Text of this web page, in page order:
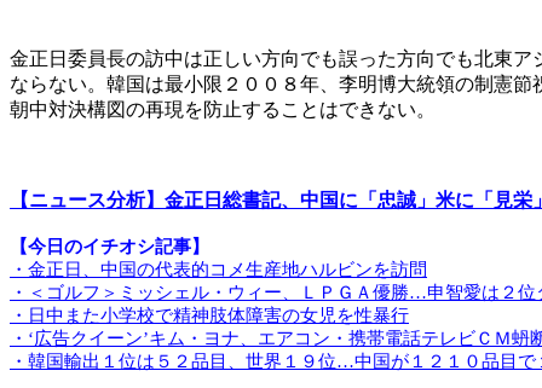
金正日委員長の訪中は正しい方向でも誤った方向でも北東
ならない。韓国は最小限２００８年、李明博大統領の制憲
朝中対決構図の再現を防止することはできない。
【ニュース分析】金正日総書記、中国に「忠誠」米に「見栄
【今日のイチオシ記事】
・金正日、中国の代表的コメ生産地ハルビンを訪問
・＜ゴルフ＞ミッシェル・ウィー、ＬＰＧＡ優勝…申智愛は２位
・日中また小学校で精神肢体障害の女児を性暴行
・‘広告クイーン’キム・ヨナ、エアコン・携帯電話テレビＣＭ蚒
・韓国輸出１位は５２品目、世界１９位…中国が１２１０品目で